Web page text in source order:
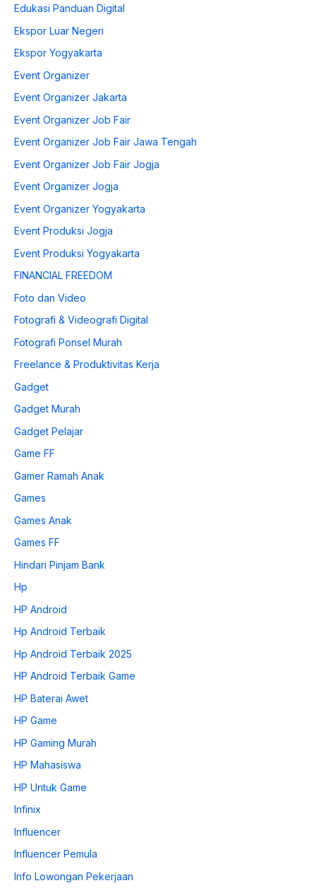
Edukasi Panduan Digital
Ekspor Luar Negeri
Ekspor Yogyakarta
Event Organizer
Event Organizer Jakarta
Event Organizer Job Fair
Event Organizer Job Fair Jawa Tengah
Event Organizer Job Fair Jogja
Event Organizer Jogja
Event Organizer Yogyakarta
Event Produksi Jogja
Event Produksi Yogyakarta
FINANCIAL FREEDOM
Foto dan Video
Fotografi & Videografi Digital
Fotografi Ponsel Murah
Freelance & Produktivitas Kerja
Gadget
Gadget Murah
Gadget Pelajar
Game FF
Gamer Ramah Anak
Games
Games Anak
Games FF
Hindari Pinjam Bank
Hp
HP Android
Hp Android Terbaik
Hp Android Terbaik 2025
HP Android Terbaik Game
HP Baterai Awet
HP Game
HP Gaming Murah
HP Mahasiswa
HP Untuk Game
Infinix
Influencer
Influencer Pemula
Info Lowongan Pekerjaan